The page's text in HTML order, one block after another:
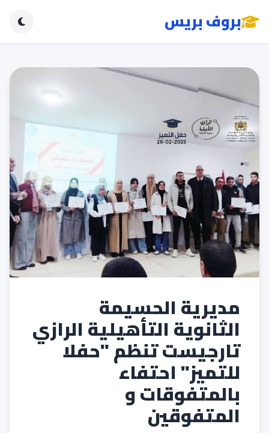
بروف بريس
مديرية الحسيمة
الثانوية التأهيلية الرازي
تارجيست تنظم "حفلا
للتميز" احتفاء
بالمتفوقات و
المتفوقين